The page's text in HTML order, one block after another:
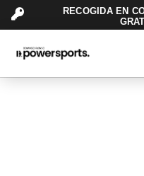
RECOGIDA EN